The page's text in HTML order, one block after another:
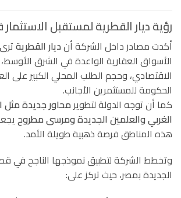
رؤية ديار القطرية لمستقبل
أكدت مصادر داخل الشركة أنديار القطرية
الأسواق العقارية الواعدة في الشرق
الاقتصادي، وحجم الطلب المحلي الكبير على
الحكومة للمستثمرين الأجانب.
كما أن توجه الدولة لتطويرمحاور جديدة مثل
الغربي والعلمين الجديدة ومرسى مطروح
هذه المناطق فرصة ذهبية طويلة الأمد.
وتخطط الشركة لتطبيق نموذجها الناجح في
الجديدة بمصر، حيث تركز على: